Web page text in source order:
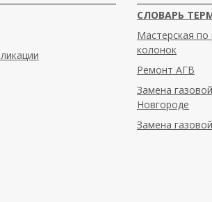
СЛОВАРЬ
Мастерская по
колонок
Ремонт АГВ
Замена
Новгороде
Замена